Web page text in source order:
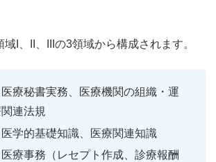
I、II、IIIの3領域から構成されます。
療秘書実務、医療機関の組織・運
連法規
学的基礎知識、医療関連知識
療事務（レセプト作成、診療報酬